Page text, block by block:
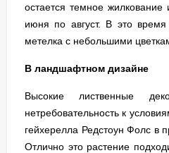
остается темное
июня по август. В это
метелка с небольшими
В ландшафтном дизайне
Высокие лиственные
нетребовательность к
гейхерелла Редстоун Фолс в
Отлично это растение